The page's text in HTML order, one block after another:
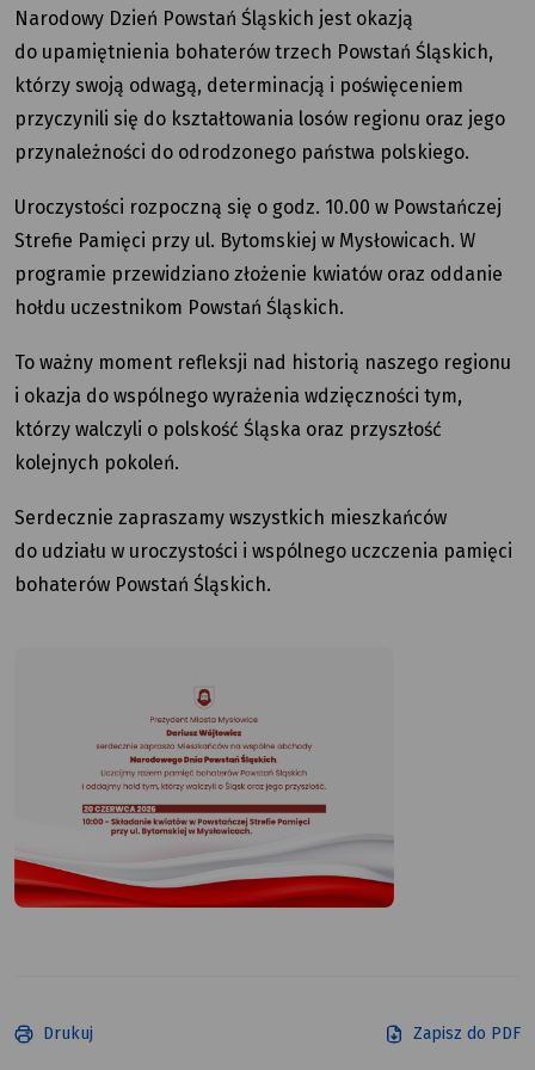
Narodowy Dzień Powstań Śląskich jest okazją
do upamiętnienia bohaterów trzech Powstań Śląskich,
którzy swoją odwagą, determinacją i poświęceniem
przyczynili się do kształtowania losów regionu oraz jego
przynależności do odrodzonego państwa polskiego.
Uroczystości rozpoczną się o godz. 10.00 w Powstańczej
Strefie Pamięci przy ul. Bytomskiej w Mysłowicach. W
programie przewidziano złożenie kwiatów oraz oddanie
hołdu uczestnikom Powstań Śląskich.
To ważny moment refleksji nad historią naszego regionu
i okazja do wspólnego wyrażenia wdzięczności tym,
którzy walczyli o polskość Śląska oraz przyszłość
kolejnych pokoleń.
Serdecznie zapraszamy wszystkich mieszkańców
do udziału w uroczystości i wspólnego uczczenia pamięci
bohaterów Powstań Śląskich.
Drukuj Zapisz do PDF